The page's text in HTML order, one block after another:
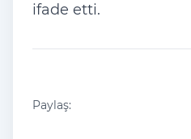
ifade etti.
Paylaş: